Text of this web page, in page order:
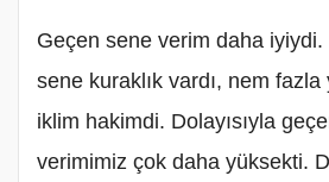
Geçen sene verim daha
sene kuraklık vardı, nem fazla
iklim hakimdi. Dolayısıyla
verimimiz çok daha yüksekti.